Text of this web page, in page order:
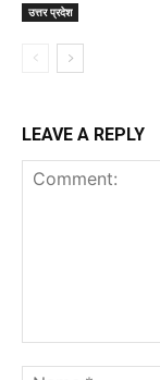
उत्तर प्रदेश
LEAVE A REPLY